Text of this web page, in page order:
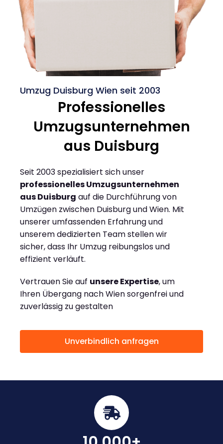
Umzug Duisburg Wien seit 2003
Professionelles
Umzugsunternehmen
aus Duisburg
Seit 2003 spezialisiert sich unser
professionelles Umzugsunternehmen
aus Duisburg auf die Durchführung von
Umzügen zwischen Duisburg und Wien. Mit
unserer umfassenden Erfahrung und
unserem dedizierten Team stellen wir
sicher, dass Ihr Umzug reibungslos und
effizient verläuft.
Vertrauen Sie auf unsere Expertise, um
Ihren Übergang nach Wien sorgenfrei und
zuverlässig zu gestalten
Unverbindlich anfragen